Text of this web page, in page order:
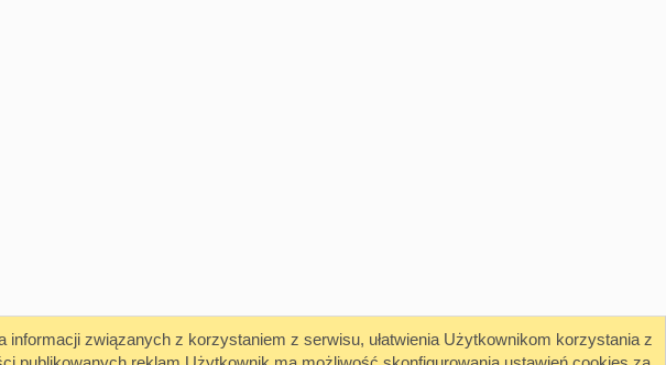
związanych z korzystaniem z serwisu, ułatwienia Użytkownikom korzystania z